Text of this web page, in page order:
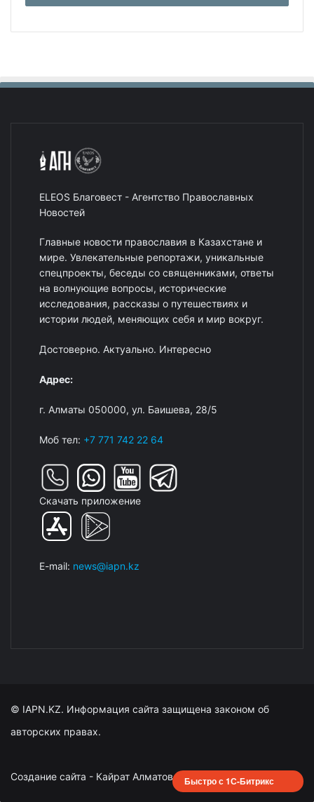
ELEOS Благовест - Агентство Православных
Новостей
Главные новости православия в Казахстане и
мире. Увлекательные репортажи, уникальные
спецпроекты, беседы со священниками, ответы
на волнующие вопросы, исторические
исследования, рассказы о путешествиях и
истории людей, меняющих себя и мир вокруг.
Достоверно. Актуально. Интересно
Адрес:
г. Алматы 050000, ул. Баишева, 28/5
Моб тел: +7 771 742 22 64
Скачать приложение
E-mail: news@iapn.kz
© IAPN.KZ. Информация сайта защищена законом об
авторских правах.
Создание сайта - Кайрат Алматов Быстро с 1С-Битрикс